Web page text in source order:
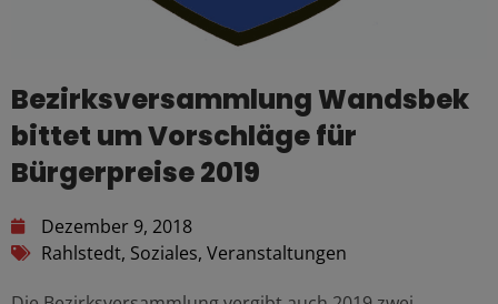
Bezirksversammlung Wandsbek
bittet um Vorschläge für
Bürgerpreise 2019
Dezember 9, 2018
Rahlstedt, Soziales, Veranstaltungen